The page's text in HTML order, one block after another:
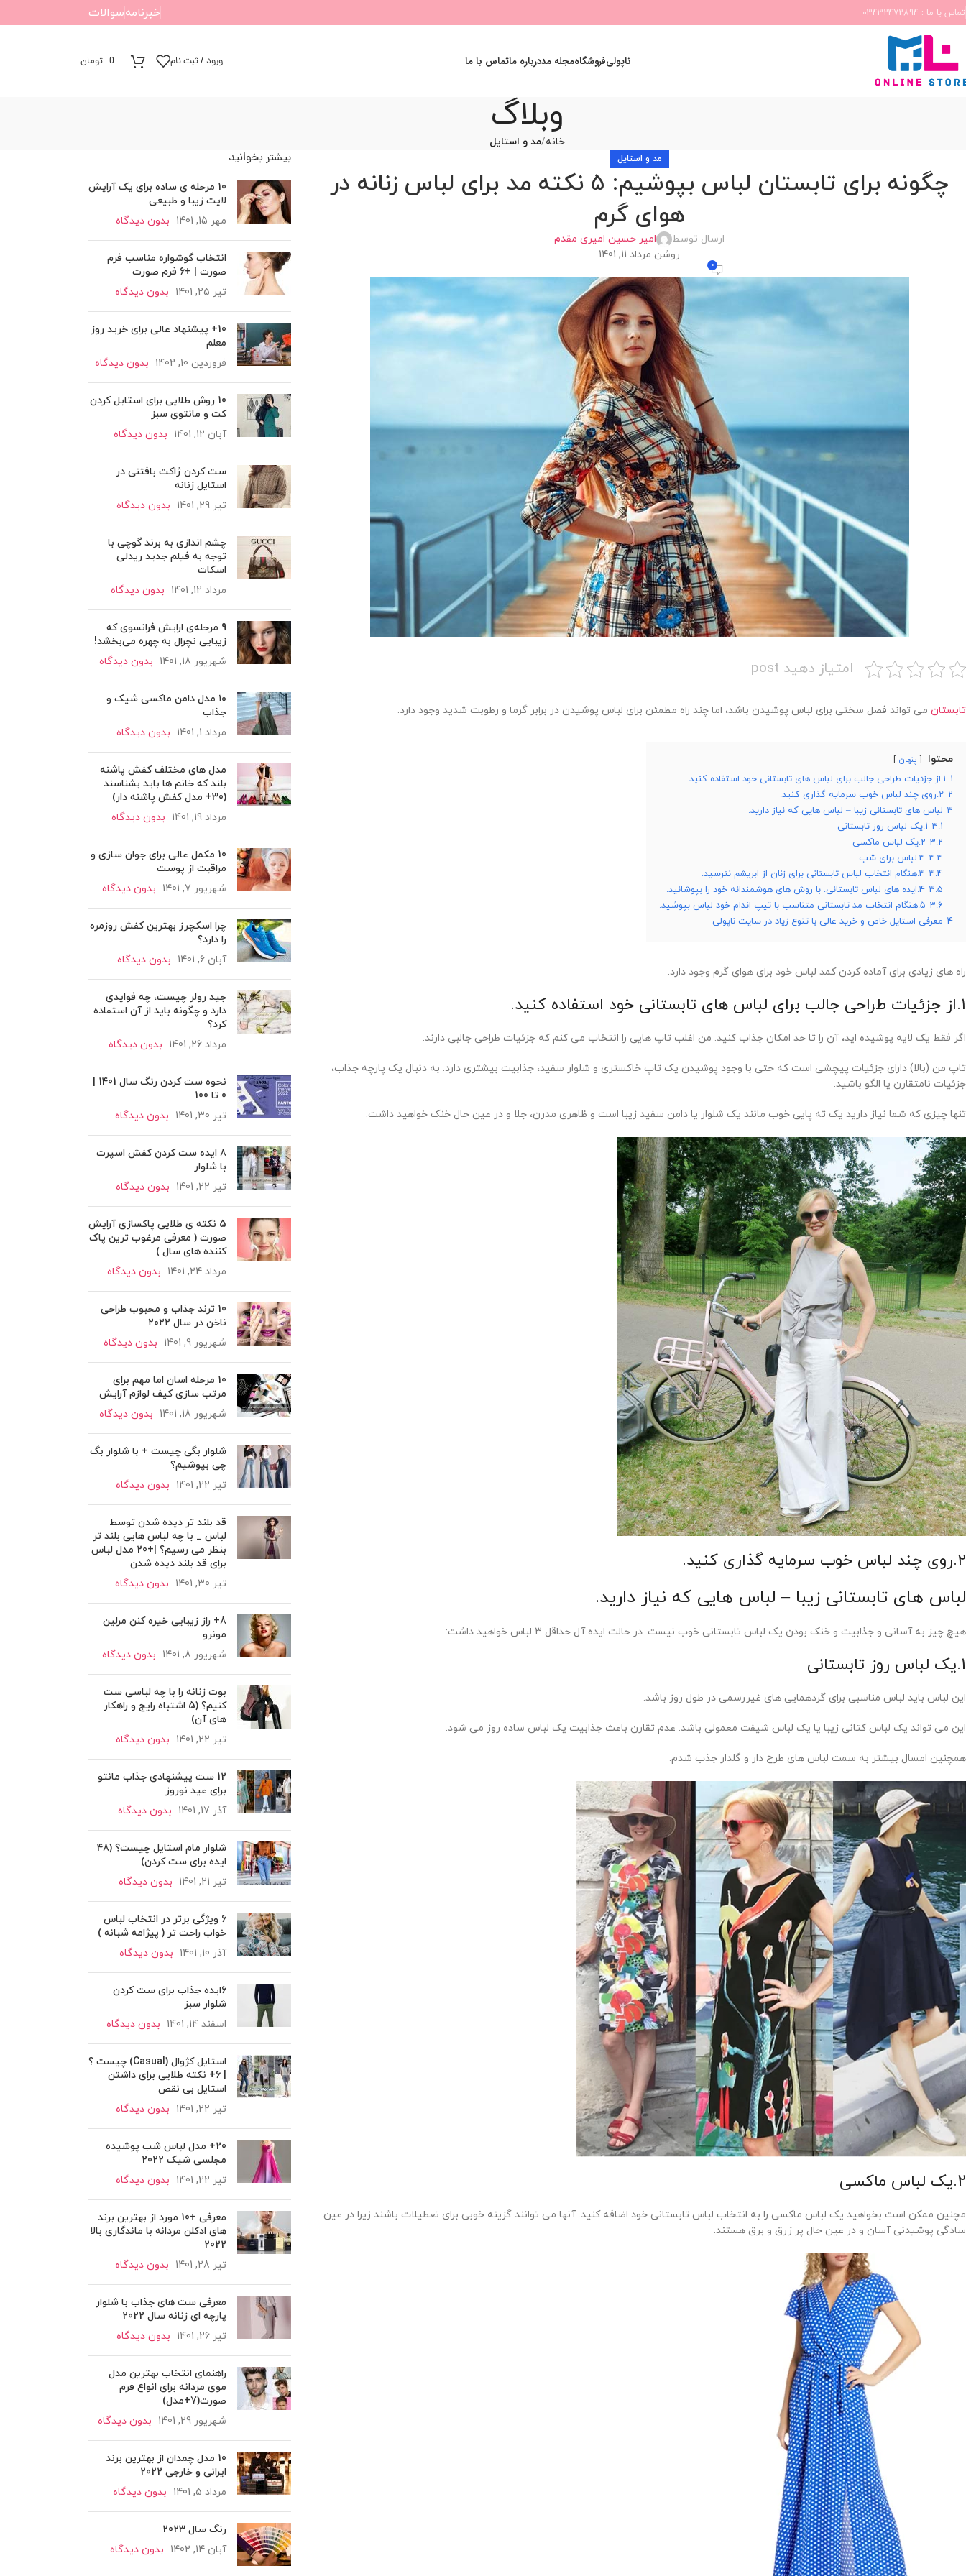
تماس با ما : 03432472894 خبرنامهسوالات
ناپولیفروشگاهمجله مددرباره ماتماس با ما ورود / ثبت نام 0 تومان
وبلاگ
خانه مد و استایل
مد و استایل
چگونه برای تابستان لباس بپوشیم: 5 نکته مد برای لباس زنانه در
هوای گرم
ارسال توسط
امیر حسین امیری مقدم
روشن مرداد 11, 1401
0
امتیاز دهید post
تابستان می تواند فصل سختی برای لباس پوشیدن باشد، اما چند راه مطمئن برای لباس پوشیدن در برابر گرما و رطوبت شدید وجود دارد.
محتوا پنهان
1 ۱.از جزئیات طراحی جالب برای لباس های تابستانی خود استفاده کنید.
2 ۲.روی چند لباس خوب سرمایه گذاری کنید.
3 لباس های تابستانی زیبا – لباس هایی که نیاز دارید.
3.1 1.یک لباس روز تابستانی
3.2 2.یک لباس ماکسی
3.3 3.لباس برای شب
3.4 3.هنگام انتخاب لباس تابستانی برای زنان از ابریشم نترسید.
3.5 4.ایده های لباس تابستانی: با روش های هوشمندانه خود را بپوشانید.
3.6 5.هنگام انتخاب مد تابستانی متناسب با تیپ اندام خود لباس بپوشید.
4 معرفی استایل خاص و خرید عالی با تنوع زیاد در سایت ناپولی
راه های زیادی برای آماده کردن کمد لباس خود برای هوای گرم وجود دارد.
۱.از جزئیات طراحی جالب برای لباس های تابستانی خود استفاده کنید.
اگر فقط یک لایه پوشیده اید، آن را تا حد امکان جذاب کنید. من اغلب تاپ هایی را انتخاب می کنم که جزئیات طراحی جالبی دارند.
تاپ من (بالا) دارای جزئیات پیچشی است که حتی با وجود پوشیدن یک تاپ خاکستری و شلوار سفید، جذابیت بیشتری دارد. به دنبال یک پارچه جذاب،
جزئیات نامتقارن یا الگو باشید.
تنها چیزی که شما نیاز دارید یک ته پایی خوب مانند یک شلوار یا دامن سفید زیبا است و ظاهری مدرن، جلا و در عین حال خنک خواهید داشت.
۲.روی چند لباس خوب سرمایه گذاری کنید.
لباس های تابستانی زیبا – لباس هایی که نیاز دارید.
هیچ چیز به آسانی و جذابیت و خنک بودن یک لباس تابستانی خوب نیست. در حالت ایده آل حداقل 3 لباس خواهید داشت:
1.یک لباس روز تابستانی
این لباس باید لباس مناسبی برای گردهمایی های غیررسمی در طول روز باشد.
این می تواند یک لباس کتانی زیبا یا یک لباس شیفت معمولی باشد. عدم تقارن باعث جذابیت یک لباس ساده روز می شود.
همچنین امسال بیشتر به سمت لباس های طرح دار و گلدار جذب شدم.
2.یک لباس ماکسی
مچنین ممکن است بخواهید یک لباس ماکسی را به انتخاب لباس تابستانی خود اضافه کنید. آنها می توانند گزینه خوبی برای تعطیلات باشند زیرا در عین
سادگی پوشیدنی آسان و در عین حال پر زرق و برق هستند.
بیشتر بخوانید
10 مرحله ی ساده برای یک آرایش
لایت زیبا و طبیعی
مهر 15, 1401
بدون دیدگاه
انتخاب گوشواره مناسب فرم
صورت | +6 فرم صورت
تیر 25, 1401
بدون دیدگاه
10+ پیشنهاد عالی برای خرید روز
معلم
فروردین 10, 1402
بدون دیدگاه
10 روش طلایی برای استایل کردن
کت و مانتوی سبز
آبان 12, 1401
بدون دیدگاه
ست کردن ژاکت بافتنی در
استایل زنانه
تیر 29, 1401
بدون دیدگاه
چشم اندازی به برند گوچی با
توجه به فیلم جدید ریدلی
اسکات
مرداد 12, 1401
بدون دیدگاه
9 مرحله‌ی ارایش فرانسوی که
زیبایی نچرال به چهره می‌بخشد!
شهریور 18, 1401
بدون دیدگاه
۱۰ مدل دامن ماکسی شیک و
جذاب
مرداد 1, 1401
بدون دیدگاه
مدل های مختلف کفش پاشنه
بلند که خانم ها باید بشناسند
(30+ مدل کفش پاشنه دار)
مرداد 19, 1401
بدون دیدگاه
10 مکمل عالی برای جوان سازی و
مراقبت از پوست
شهریور 7, 1401
بدون دیدگاه
چرا اسکچرز بهترین کفش روزمره
را دارد؟
آبان 6, 1401
بدون دیدگاه
جید رولر چیست، چه فوایدی
دارد و چگونه باید از آن استفاده
کرد؟
مرداد 26, 1401
بدون دیدگاه
0 تا 100
تیر 30, 1401
بدون دیدگاه
8 ایده ست کردن کفش اسپرت
با شلوار
تیر 22, 1401
بدون دیدگاه
5 نکته ی طلایی پاکسازی آرایش
صورت ( معرفی مرغوب ترین پاک
کننده های سال )
مرداد 24, 1401
بدون دیدگاه
10 ترند جذاب و محبوب طراحی
ناخن در سال ۲۰۲۲
شهریور 9, 1401
بدون دیدگاه
10 مرحله اسان اما مهم برای
مرتب سازی کیف لوازم آرایش
شهریور 18, 1401
بدون دیدگاه
شلوار بگی چیست + با شلوار بگ
چی بپوشیم؟
تیر 22, 1401
بدون دیدگاه
قد بلند تر دیده شدن توسط
لباس _ با چه لباس هایی بلند تر
بنظر می رسیم؟ |+20 مدل لباس
برای قد بلند دیده شدن
تیر 30, 1401
بدون دیدگاه
8+ راز زیبایی خیره کنن مرلین
مونرو
شهریور 8, 1401
بدون دیدگاه
بوت زنانه را با چه لباسی ست
کنیم؟ (5 اشتباه رایج و راهکار
های آن)
تیر 22, 1401
بدون دیدگاه
12 ست پیشنهادی جذاب مانتو
برای عید نوروز
آذر 17, 1401
بدون دیدگاه
شلوار مام استایل چیست؟ (48
ایده برای ست کردن)
تیر 21, 1401
بدون دیدگاه
6 ویژگی برتر در انتخاب لباس
خواب راحت تر ( پیژامه شبانه )
آذر 10, 1401
بدون دیدگاه
6ایده جذاب برای ست کردن
شلوار سبز
اسفند 14, 1401
بدون دیدگاه
استایل کژوال (Casual) چیست ؟
| 6+ نکته طلایی برای داشتن
استایل بی نقص
تیر 22, 1401
بدون دیدگاه
20+ مدل لباس شب پوشیده
مجلسی شیک 2022
تیر 22, 1401
بدون دیدگاه
معرفی +10 مورد از بهترین برند
های ادکلن مردانه با ماندگاری بالا
2022
تیر 28, 1401
بدون دیدگاه
معرفی ست های جذاب با شلوار
پارچه ای زنانه سال 2022
تیر 26, 1401
بدون دیدگاه
راهنمای انتخاب بهترین مدل
موی مردانه برای انواع فرم
صورت(7+مدل)
شهریور 29, 1401
بدون دیدگاه
10 مدل چمدان از بهترین برند
ایرانی و خارجی 2022
مرداد 5, 1401
بدون دیدگاه
رنگ سال 2023
آبان 14, 1402
بدون دیدگاه